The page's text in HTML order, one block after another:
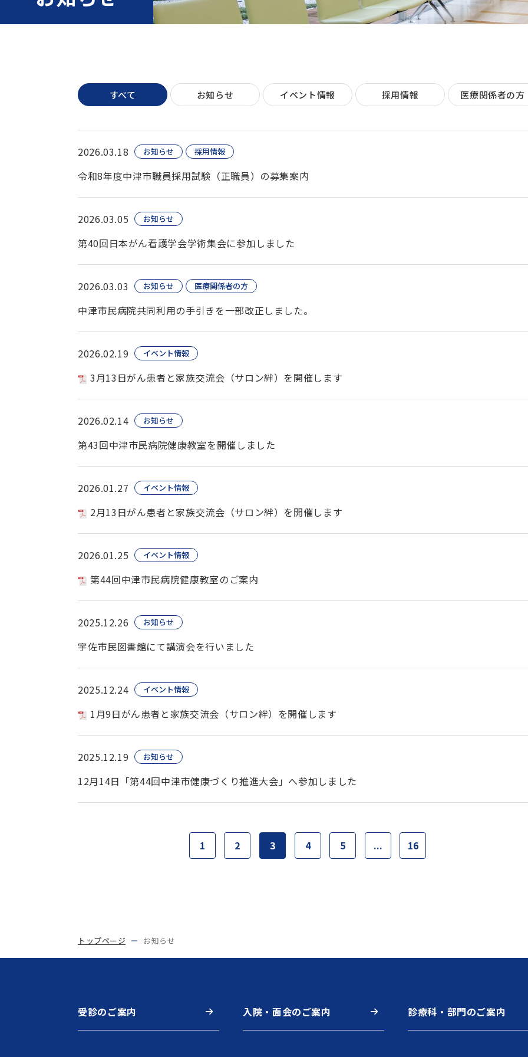
すべて お知らせ イベント情報 採用情報 医療関係者の方
2026.03.18 お知らせ 採用情報
令和8年度中津市職員採用試験（正職員）の募集案内
2026.03.05 お知らせ
第40回日本がん看護学会学術集会に参加しました
2026.03.03 お知らせ 医療関係者の方
中津市民病院共同利用の手引きを一部改正しました。
2026.02.19 イベント情報
3月13日がん患者と家族交流会（サロン絆）を開催します
2026.02.14 お知らせ
第43回中津市民病院健康教室を開催しました
2026.01.27 イベント情報
2月13日がん患者と家族交流会（サロン絆）を開催します
2026.01.25 イベント情報
第44回中津市民病院健康教室のご案内
2025.12.26 お知らせ
宇佐市民図書館にて講演会を行いました
2025.12.24 イベント情報
1月9日がん患者と家族交流会（サロン絆）を開催します
2025.12.19 お知らせ
12月14日「第44回中津市健康づくり推進大会」へ参加しました
1 2 3 4 5 ... 16
トップページ お知らせ
受診のご案内 入院・面会のご案内 診療科・部門のご案内